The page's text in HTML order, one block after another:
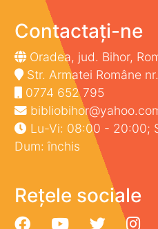
Contactați-ne
Oradea, jud. Bihor,
Str. Armatei Române
0774 652 795
Lu-Vi: 08:00 - 20:00;
Dum: închis
Rețele sociale